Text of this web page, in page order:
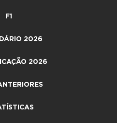
F1
2026
2026